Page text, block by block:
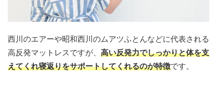
西川のエアーや昭和西川のムアツふとんなどに代表される
高反発マットレスですが、 高い反発力でしっかりと体を支
えてくれ寝返りをサポートしてくれるのが特徴です。